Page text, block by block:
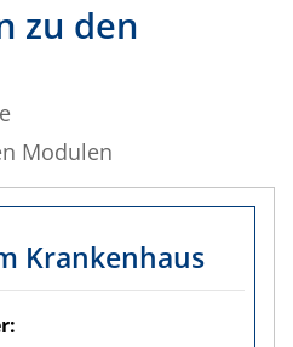
zu den
Modulen
Krankenhaus